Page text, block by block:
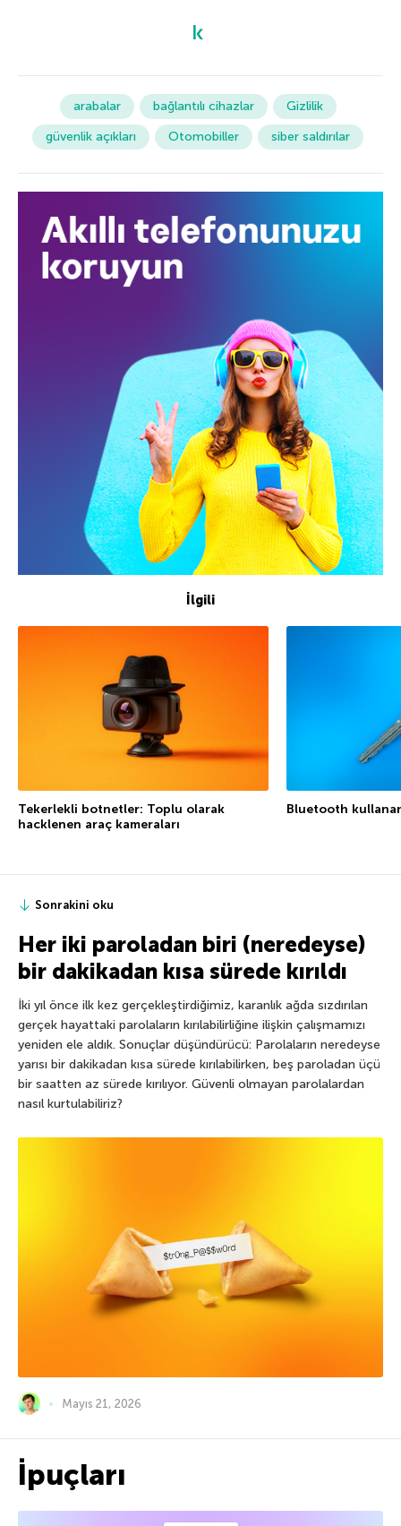
arabalar bağlantılı cihazlar
Gizlilik
güvenlik açıkları
Otomobiller siber saldırılar
İlgili
Tekerlekli botnetler: Toplu olarak
hacklenen araç kameraları
Bluetooth
Sonrakini oku
Her iki paroladan biri (neredeyse)
bir dakikadan kısa sürede kırıldı
İki yıl önce ilk kez gerçekleştirdiğimiz, karanlık ağda sızdırılan
gerçek hayattaki parolaların kırılabilirliğine ilişkin çalışmamızı
yeniden ele aldık. Sonuçlar düşündürücü: Parolaların neredeyse
yarısı bir dakikadan kısa sürede kırılabilirken, beş paroladan üçü
bir saatten az sürede kırılıyor. Güvenli olmayan parolalardan
nasıl kurtulabiliriz?
Mayıs 21, 2026
İpuçları